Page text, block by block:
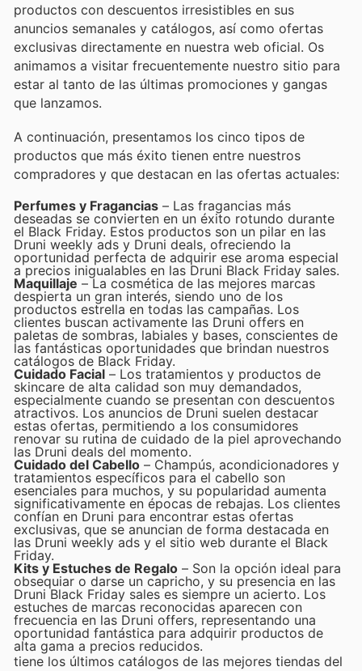
productos con descuentos irresistibles en sus
anuncios semanales y catálogos, así como ofertas
exclusivas directamente en nuestra web oficial. Os
animamos a visitar frecuentemente nuestro sitio para
estar al tanto de las últimas promociones y gangas
que lanzamos.
A continuación, presentamos los cinco tipos de
productos que más éxito tienen entre nuestros
compradores y que destacan en las ofertas actuales:
Perfumes y Fragancias – Las fragancias más
deseadas se convierten en un éxito rotundo durante
el Black Friday. Estos productos son un pilar en las
Druni weekly ads y Druni deals, ofreciendo la
oportunidad perfecta de adquirir ese aroma especial
a precios inigualables en las Druni Black Friday sales.
Maquillaje – La cosmética de las mejores marcas
despierta un gran interés, siendo uno de los
productos estrella en todas las campañas. Los
clientes buscan activamente las Druni offers en
paletas de sombras, labiales y bases, conscientes de
las fantásticas oportunidades que brindan nuestros
catálogos de Black Friday.
Cuidado Facial – Los tratamientos y productos de
skincare de alta calidad son muy demandados,
especialmente cuando se presentan con descuentos
atractivos. Los anuncios de Druni suelen destacar
estas ofertas, permitiendo a los consumidores
renovar su rutina de cuidado de la piel aprovechando
las Druni deals del momento.
Cuidado del Cabello – Champús, acondicionadores y
tratamientos específicos para el cabello son
esenciales para muchos, y su popularidad aumenta
significativamente en épocas de rebajas. Los clientes
confían en Druni para encontrar estas ofertas
exclusivas, que se anuncian de forma destacada en
las Druni weekly ads y el sitio web durante el Black
Friday.
Kits y Estuches de Regalo – Son la opción ideal para
obsequiar o darse un capricho, y su presencia en las
Druni Black Friday sales es siempre un acierto. Los
estuches de marcas reconocidas aparecen con
frecuencia en las Druni offers, representando una
oportunidad fantástica para adquirir productos de
alta gama a precios reducidos.
tiene los últimos catálogos de las mejores tiendas del